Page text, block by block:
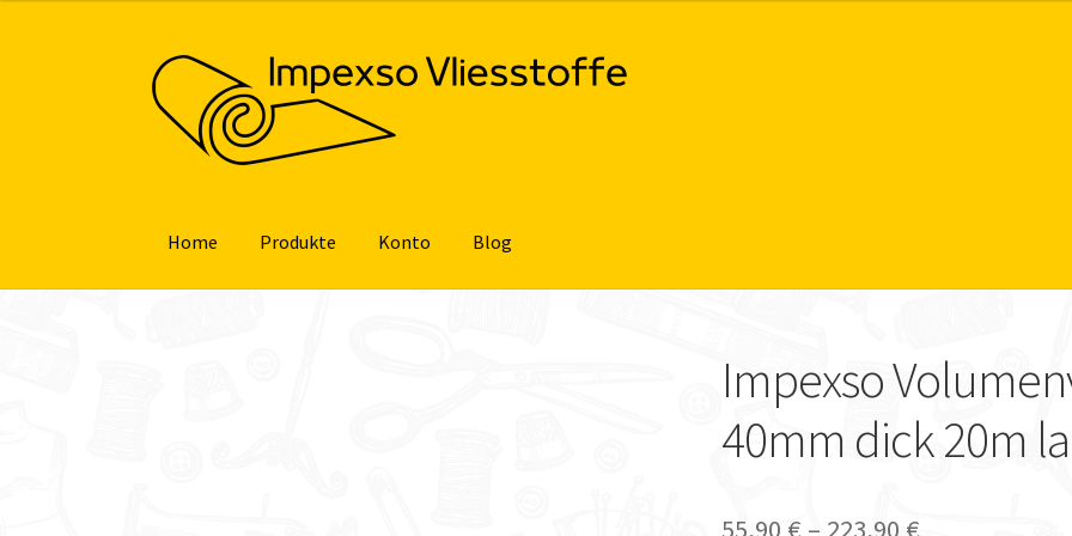
Zur
Navigation
springen
Zum
Inhalt
springen
Home Produkte Konto Blog
Impexso
40mm dick 20m
55,90 € – 223,90 €